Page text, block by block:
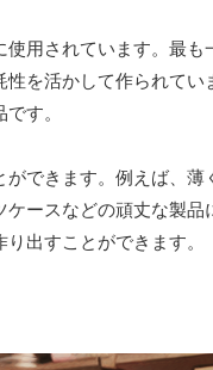
用されています。最
を活かして作られて
す。
できます。例えば、
ースなどの頑丈な製
出すことができます。